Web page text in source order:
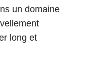
un domaine
long et